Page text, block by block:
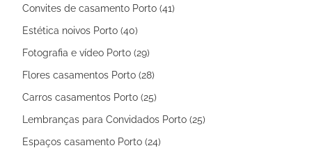
Convites de casamento Porto (41)
Estética noivos Porto (40)
Fotografia e vídeo Porto (29)
Flores casamentos Porto (28)
Carros casamentos Porto (25)
Lembranças para Convidados Porto (25)
Espaços casamento Porto (24)